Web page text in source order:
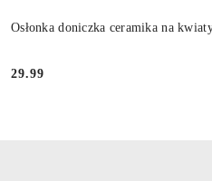
Osłonka doniczka ceramika na
Cena:
29.99